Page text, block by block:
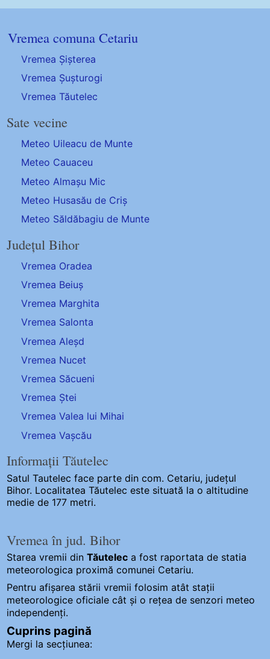
Vremea comuna Cetariu
Vremea Șișterea
Vremea Șușturogi
Vremea Tăutelec
Sate vecine
Meteo Uileacu de Munte
Meteo Cauaceu
Meteo Almașu Mic
Meteo Husasău de Criș
Meteo Săldăbagiu de Munte
Județul Bihor
Vremea Oradea
Vremea Beiuș
Vremea Marghita
Vremea Salonta
Vremea Aleșd
Vremea Nucet
Vremea Săcueni
Vremea Ștei
Vremea Valea lui Mihai
Vremea Vașcău
Informații Tăutelec
Satul Tautelec face parte din com. Cetariu, județul
Bihor. Localitatea Tăutelec este situată la o altitudine
medie de 177 metri.
Vremea în jud. Bihor
Starea vremii dinTăutelec a fost raportata de statia
meteorologica proximă comunei Cetariu.
Pentru afișarea stării vremii folosim atât stații
meteorologice oficiale cât și o rețea de senzori meteo
independenți.
Cuprins pagină
Mergi la secțiunea: